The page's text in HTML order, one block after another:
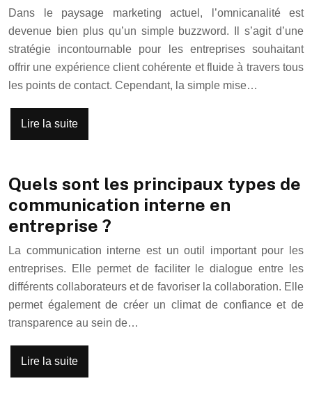
Dans le paysage marketing actuel, l’omnicanalité est
devenue bien plus qu’un simple buzzword. Il s’agit d’une
stratégie incontournable pour les entreprises souhaitant
offrir une expérience client cohérente et fluide à travers tous
les points de contact. Cependant, la simple mise…
Lire la suite
Quels sont les principaux types de
communication interne en
entreprise ?
La communication interne est un outil important pour les
entreprises. Elle permet de faciliter le dialogue entre les
différents collaborateurs et de favoriser la collaboration. Elle
permet également de créer un climat de confiance et de
transparence au sein de…
Lire la suite